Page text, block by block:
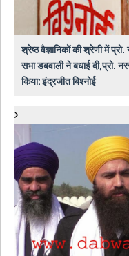
श्रेष्ठ वैज्ञानिकों की श्रेणी में
सभा डबवाली ने बधाई दी,प्रो.
किया: इंद्रजीत बिश्नोई